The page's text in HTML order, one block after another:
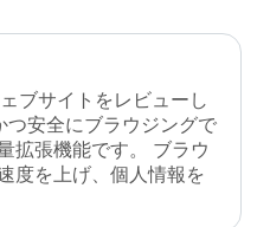
ブサイトをレビューし
つ安全にブラウジングで
拡張機能です。 ブラウ
度を上げ、個人情報を